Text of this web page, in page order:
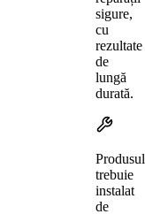
sigure,
cu
rezultate
de
lungă
durată.
Produsul
trebuie
instalat
de